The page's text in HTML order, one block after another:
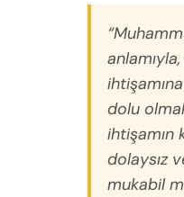
dolu
ihtişamın
dolaysız
mukabil